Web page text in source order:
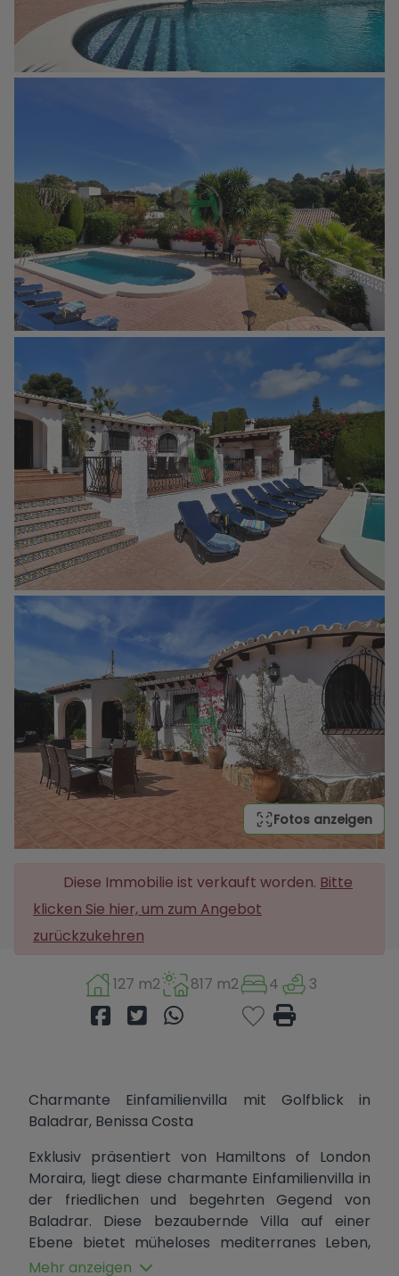
Fotos anzeigen
Diese Immobilie ist verkauft worden. Bitte
klicken Sie hier, um zum Angebot
zurückzukehren
127 m2 817 m2 4 3
Charmante Einfamilienvilla mit Golfblick in
Baladrar, Benissa Costa
Exklusiv präsentiert von Hamiltons of London
Moraira, liegt diese charmante Einfamilienvilla in
der friedlichen und begehrten Gegend von
Baladrar. Diese bezaubernde Villa auf einer
Ebene bietet müheloses mediterranes Leben,
nur einen Steinwurf von der Küste entfernt.
Mehr anzeigen